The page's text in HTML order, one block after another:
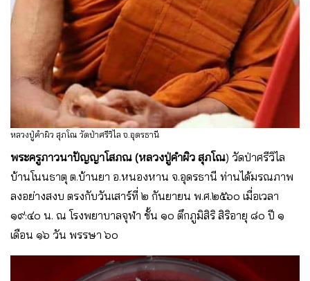
หลวงปู่คำผิว สุภโณ วัดป่าศรีวิไล จ.อุดรธานี
พระครูภาวนาปัญญาโสภณ (หลวงปู่คำผิว สุภโณ) วัดป่าศรีวิไล
บ้านโนนธาตุ ต.บ้านยา อ.หนองหาน จ.อุดรธานี ท่านได้มรณภาพ
ลงอย่างสงบ ตรงกับวันเสาร์ที่ ๒ กันยายน พ.ศ.๒๕๖๐ เมื่อเวลา
๑๙:๔๐ น. ณ โรงพยาบาลจุฬา ชั้น ๑๐ ตึกภูมิสิริ สิริอายุ ๘๐ ปี ๑
เดือน ๑๖ วัน พรรษา ๖๐